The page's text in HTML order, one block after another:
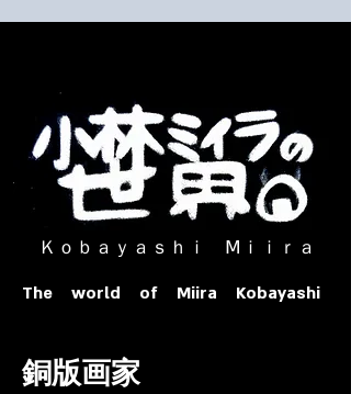
ｏｂａｙａｓｈｉ Ⅿｉｉｒａ​
The world of Miira Kobayashi
​銅版画家